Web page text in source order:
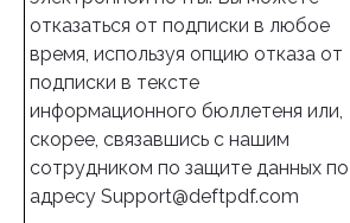
отказаться от подписки в любое
время, используя опцию отказа от
подписки в тексте
информационного бюллетеня или,
скорее, связавшись с нашим
сотрудником по защите данных по
адресу Support@deftpdf.com